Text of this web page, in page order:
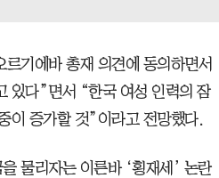
기에바 총재 의견에 동의하면서
있다”면서 “한국 여성 인력의 잠
이 증가할 것”이라고 전망했다.
물리자는 이른바 ‘횡재세’ 논란